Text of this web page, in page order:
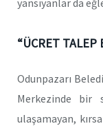
yansıyanlar da
“ÜCRET TALEP
Odunpazarı
Merkezinde bir
ulaşamayan,